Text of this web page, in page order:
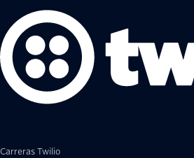
Carreras Twilio